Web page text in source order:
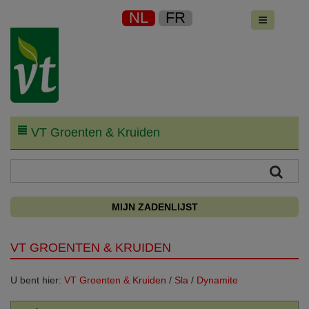
NL FR
VT Groenten & Kruiden
MIJN ZADENLIJST
VT GROENTEN & KRUIDEN
U bent hier: VT Groenten & Kruiden / Sla / Dynamite